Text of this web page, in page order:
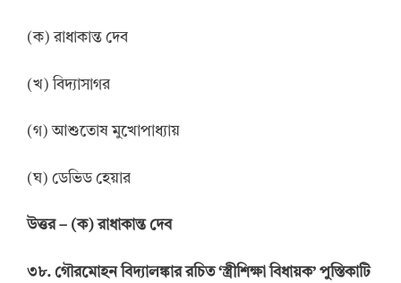
(ক) রাধাকান্ত দেব
(খ) বিদ্যাসাগর
(গ) আশুতোষ মুখোপাধ্যায়
(ঘ) ডেভিড হেয়ার
উত্তর– (ক) রাধাকান্ত দেব
৩৮. গৌরমোহন বিদ্যালঙ্কার রচিত ‘স্ত্রীশিক্ষা বিধায়ক’ পুস্তিকাটি